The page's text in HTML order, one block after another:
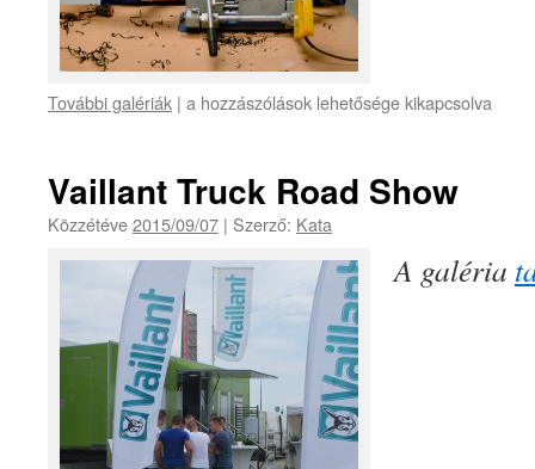
További galériák | a hozzászólások lehetősége kikapcsolva
Vaillant Truck Road Show
Közzétéve2015/09/07 | Szerző: Kata
A galéria